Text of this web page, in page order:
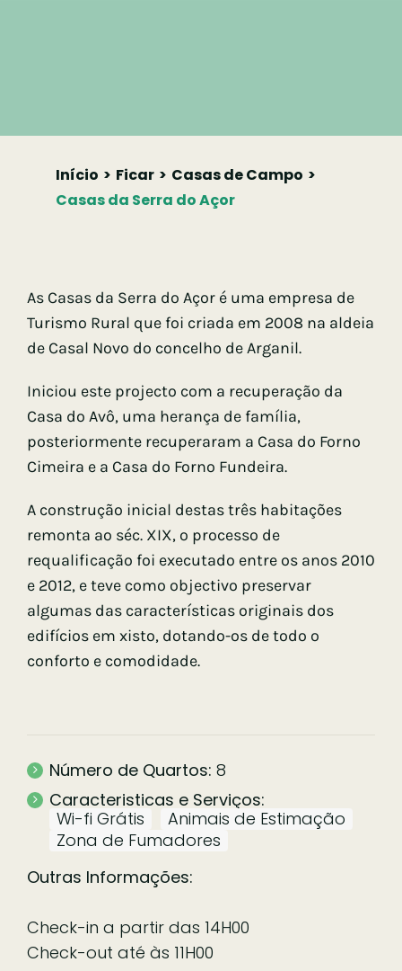
Início Ficar
Casas de Campo
Casas da Serra do Açor
As Casas da Serra do Açor é uma empresa de
Turismo Rural que foi criada em 2008 na aldeia
de Casal Novo do concelho de Arganil.
Iniciou este projecto com a recuperação da
Casa do Avô, uma herança de família,
posteriormente recuperaram a Casa do Forno
Cimeira e a Casa do Forno Fundeira.
A construção inicial destas três habitações
remonta ao séc. XIX, o processo de
requalificação foi executado entre os anos 2010
e 2012, e teve como objectivo preservar
algumas das características originais dos
edifícios em xisto, dotando-os de todo o
conforto e comodidade.
Número de Quartos: 8
Caracteristicas e Serviços:
Wi-fi Grátis
Animais de Estimação
Zona de Fumadores
Outras Informações:
Check-in a partir das 14H00
Check-out até às 11H00